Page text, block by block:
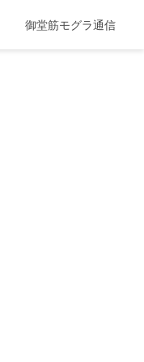
御堂筋モグラ通信